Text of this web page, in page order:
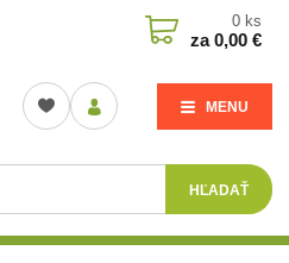
MENU
HĽADAŤ
0 ks
za0,00 €